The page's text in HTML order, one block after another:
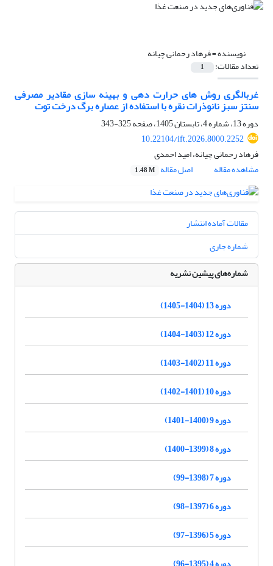
نویسنده =فرهاد رحمانی چیانه
تعداد مقالات: 1
غربالگری روش های حرارت دهی و بهینه سازی مقادیر مصرفی
سنتز سبز نانوذرات نقره با استفاده از عصاره برگ درخت توت
دوره 13، شماره 4، تابستان 1405، صفحه
325-343
10.22104/ift.2026.8000.2252
فرهاد رحمانی چیانه، امید احمدی
مشاهده مقاله
اصل مقاله 1.48 M
مقالات آماده انتشار
شماره جاری
شماره‌های پیشین نشریه
دوره 13 (1404-1405)
دوره 12 (1403-1404)
دوره 11 (1402-1403)
دوره 10 (1401-1402)
دوره 9 (1400-1401)
دوره 8 (1399-1400)
دوره 7 (1398-99)
دوره 6 (1397-98)
دوره 5 (1396-97)